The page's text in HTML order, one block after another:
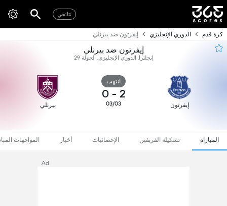
نتائجي
كرة قدم الدوري الإنجليزي إيفرتون ضد بيرنلي
إيفرتون ضد بيرنلي
إنجلترا, الدوري الإنجليزي, الجولة 29
إيفرتون
انتهت
2
-
0
03/03 بيرنلي
المباراة تشكيلة الفريقين الإحصائيات أخبار المواجهات
Ad